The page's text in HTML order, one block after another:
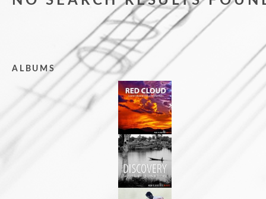
CONTACT
ALBUMS